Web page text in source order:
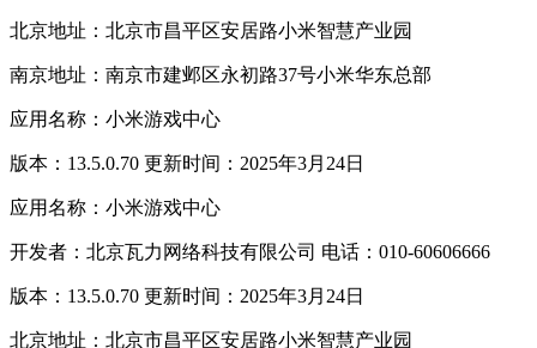
北京地址：北京市昌平区安居路小米智慧产业园
南京地址：南京市建邺区永初路37号小米华东总部
应用名称：小米游戏中心
版本：13.5.0.70 更新时间：2025年3月24日
应用名称：小米游戏中心
开发者：北京瓦力网络科技有限公司 电话：010-60606666
版本：13.5.0.70 更新时间：2025年3月24日
北京地址：北京市昌平区安居路小米智慧产业园